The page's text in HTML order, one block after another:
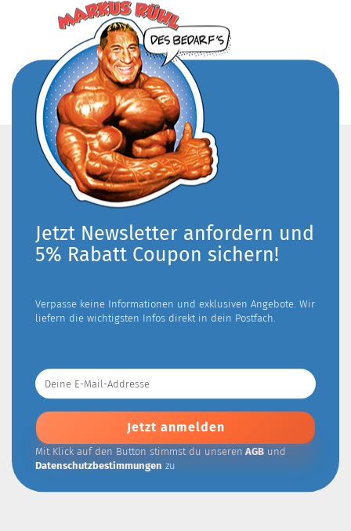
Jetzt Newsletter anfordern und
5% Rabatt Coupon sichern!
Verpasse keine Informationen und exklusiven Angebote. Wir
liefern die wichtigsten Infos direkt in dein Postfach.
Deine
E-
Mail-
Addresse
Mit Klick auf den Button stimmst du unseren AGB und
Datenschutzbestimmungen zu